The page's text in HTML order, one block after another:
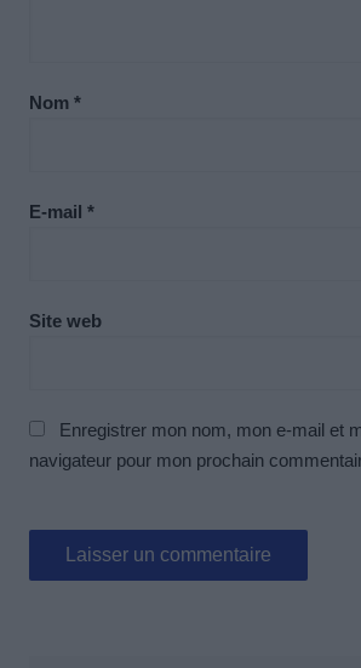
Nom *
E-mail *
Site web
Enregistrer mon nom, mon e-mail et
navigateur pour mon prochain